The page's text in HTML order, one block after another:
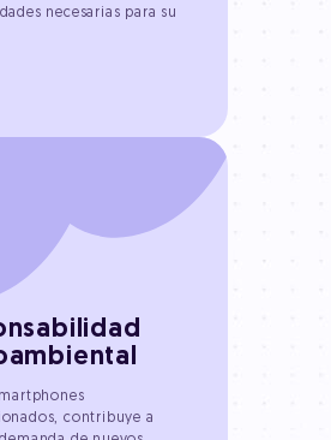
necesarias para su
contribuye a